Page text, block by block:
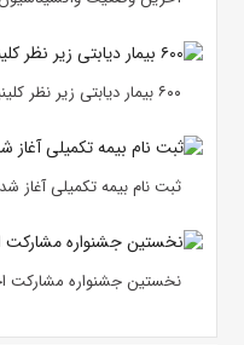
۶۰۰ بیمار دیابتی زیر نظر کلینیک دیابت بیمارستان هستند
ثبت نام بیمه تکمیلی آغاز شد
نخستین جشنواره مشارکت